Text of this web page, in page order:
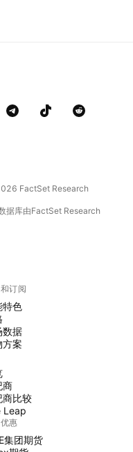
FactSet Research
据库由FactSet Research
订阅
特色
数据
方案
商
商比较
Leap
惠
集团期货